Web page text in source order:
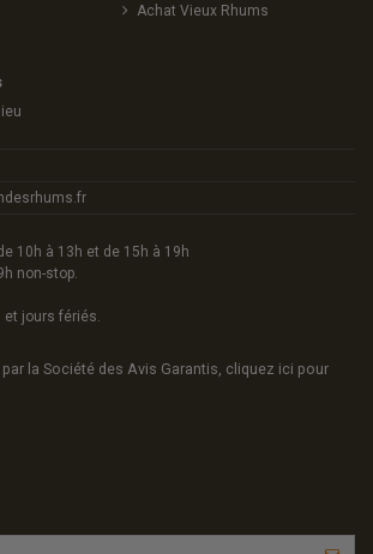
Achat Vieux Rhums
10h à 13h et de 15h à 19h
non-stop.
jours fériés.
la Société des Avis Garantis, cliquez ici pour